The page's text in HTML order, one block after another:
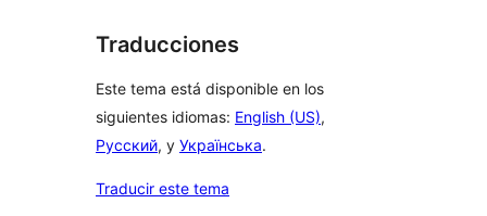
Traducciones
Este tema está disponible en los
siguientes idiomas: English (US),
Русский, y Українська.
Traducir este tema